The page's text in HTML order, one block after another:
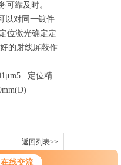
在线交流
可靠及时。
以对同一镀件
位激光确定定
的射线屏蔽作
5 定位精
返回列表>>